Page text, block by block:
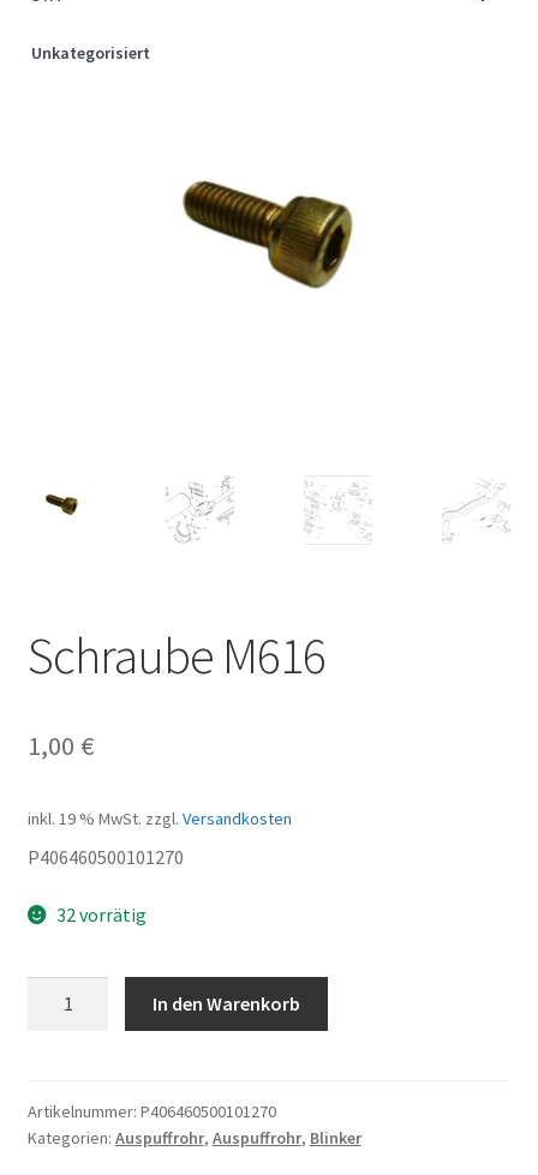
Unkategorisiert
Schraube M616
1,00 €
inkl. 19 % MwSt. zzgl. Versandkosten
P406460500101270
32 vorrätig
In den Warenkorb
Artikelnummer: P406460500101270
Kategorien: Auspuffrohr, Auspuffrohr, Blinker